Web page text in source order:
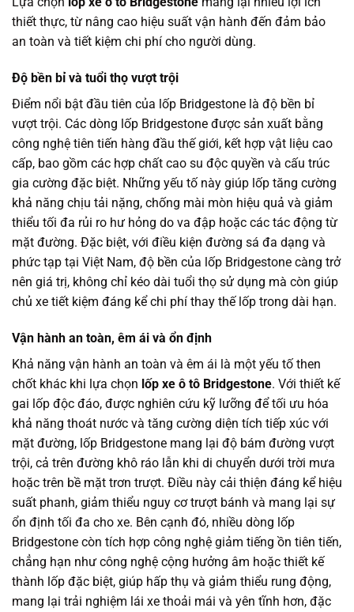
thiết thực, từ nâng cao hiệu suất vận hành đến đảm bảo
an toàn và tiết kiệm chi phí cho người dùng.
Độ bền bỉ và tuổi thọ vượt trội
Điểm nổi bật đầu tiên của lốp Bridgestone là độ bền bỉ
vượt trội. Các dòng lốp Bridgestone được sản xuất bằng
công nghệ tiên tiến hàng đầu thế giới, kết hợp vật liệu cao
cấp, bao gồm các hợp chất cao su độc quyền và cấu trúc
gia cường đặc biệt. Những yếu tố này giúp lốp tăng cường
khả năng chịu tải nặng, chống mài mòn hiệu quả và giảm
thiểu tối đa rủi ro hư hỏng do va đập hoặc các tác động từ
mặt đường. Đặc biệt, với điều kiện đường sá đa dạng và
phức tạp tại Việt Nam, độ bền của lốp Bridgestone càng trở
nên giá trị, không chỉ kéo dài tuổi thọ sử dụng mà còn giúp
chủ xe tiết kiệm đáng kể chi phí thay thế lốp trong dài hạn.
Vận hành an toàn, êm ái và ổn định
Khả năng vận hành an toàn và êm ái là một yếu tố then
chốt khác khi lựa chọn lốp xe ô tô Bridgestone. Với thiết kế
gai lốp độc đáo, được nghiên cứu kỹ lưỡng để tối ưu hóa
khả năng thoát nước và tăng cường diện tích tiếp xúc với
mặt đường, lốp Bridgestone mang lại độ bám đường vượt
trội, cả trên đường khô ráo lẫn khi di chuyển dưới trời mưa
hoặc trên bề mặt trơn trượt. Điều này cải thiện đáng kể hiệu
suất phanh, giảm thiểu nguy cơ trượt bánh và mang lại sự
ổn định tối đa cho xe. Bên cạnh đó, nhiều dòng lốp
Bridgestone còn tích hợp công nghệ giảm tiếng ồn tiên tiến,
chẳng hạn như công nghệ cộng hưởng âm hoặc thiết kế
thành lốp đặc biệt, giúp hấp thụ và giảm thiểu rung động,
mang lại trải nghiệm lái xe thoải mái và yên tĩnh hơn, đặc